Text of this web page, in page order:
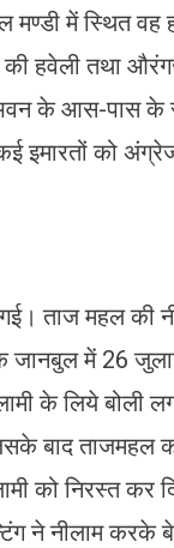
मण्डी में स्थित
की हवेली तथा
के आस-पास के
इमारतों को
गई। ताज महल
जानबुल में 26
के लिये बोली
बाद ताजमहल
को निरस्त कर
ने नीलाम